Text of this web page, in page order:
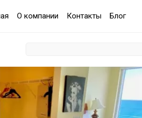
О компании Контакты Блог